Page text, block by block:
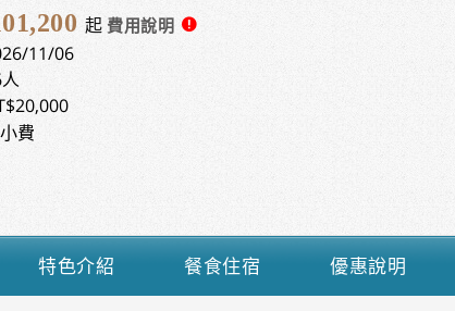
特色介紹 餐食住宿 優惠說明
起
11/06
費